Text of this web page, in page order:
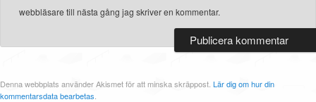
webbläsare till nästa gång jag skriver en kommentar.
Denna webbplats använder Akismet för att minska skräppost. Lär dig om hur din
kommentarsdata bearbetas